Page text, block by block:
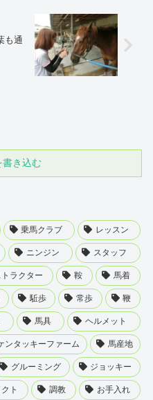
も通
書き込む
乗馬クラブ レッスン
ニンジン スタッフ
ラクター 鞍 馬着
駈歩 常歩 鞭
馬具 ヘルメット
ンタッキーファーム 馬産地
グルーミング ジョッキー
ト 調教 お手入れ